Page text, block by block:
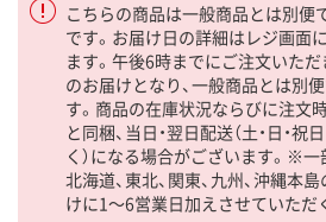
こちらの商品は一般商品とは別便
です。お届け日の詳細はレジ画面
ます。午後6時までにご注文いた
のお届けとなり、一般商品とは別
す。商品の在庫状況ならびに注文
と同梱、当日・翌日配送（土・日・
く）になる場合がございます。※
北海道、東北、関東、九州、沖縄本
けに1～6営業日加えさせていただ